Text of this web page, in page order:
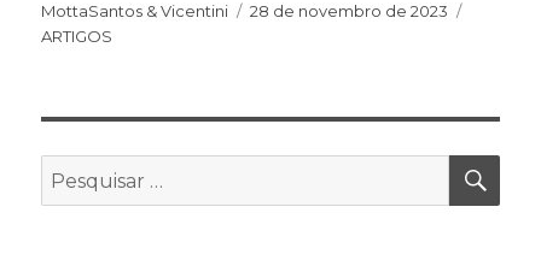
MottaSantos & Vicentini
28 de novembro de 2023
ARTIGOS